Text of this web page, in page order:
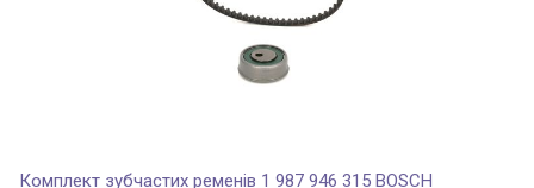
Комплект зубчастих ременів 1 987 946 315 BOSCH